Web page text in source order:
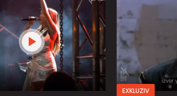
EXKLUZIV